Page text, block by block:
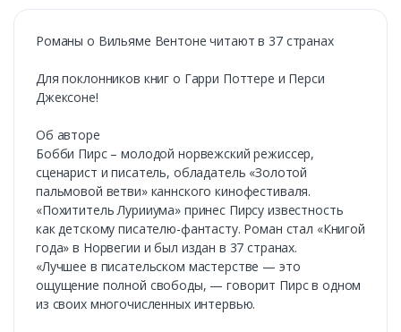
Романы о Вильяме Вентоне читают в 37 странах
Для поклонников книг о Гарри Поттере и Перси
Джексоне!
Об авторе
Бобби Пирс – молодой норвежский режиссер,
сценарист и писатель, обладатель «Золотой
пальмовой ветви» каннского кинофестиваля.
«Похититель Лурииума» принес Пирсу известность
как детскому писателю-фантасту. Роман стал «Книгой
года» в Норвегии и был издан в 37 странах.
«Лучшее в писательском мастерстве — это
ощущение полной свободы, — говорит Пирс в одном
из своих многочисленных интервью.